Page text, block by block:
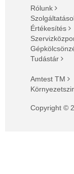
Rólunk
Értékesítés
Tudástár
Amtest TM
Copyright ©